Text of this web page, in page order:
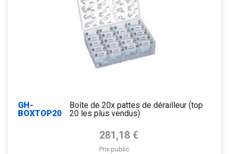
GH-
BOXTOP20
Boîte de 20x pattes de dérailleur (top
20 les plus vendus)
Prix de base
281,18 €
Prix public